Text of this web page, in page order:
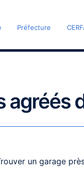
Préfecture
agréés
un garage